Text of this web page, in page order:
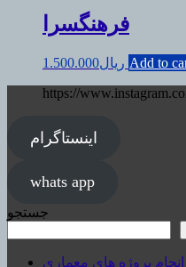
فرهنگسرا
ریال1.500.000
Add to
https://
اینستاگرام
whats app
جستجو
انجام پروژه های معماری